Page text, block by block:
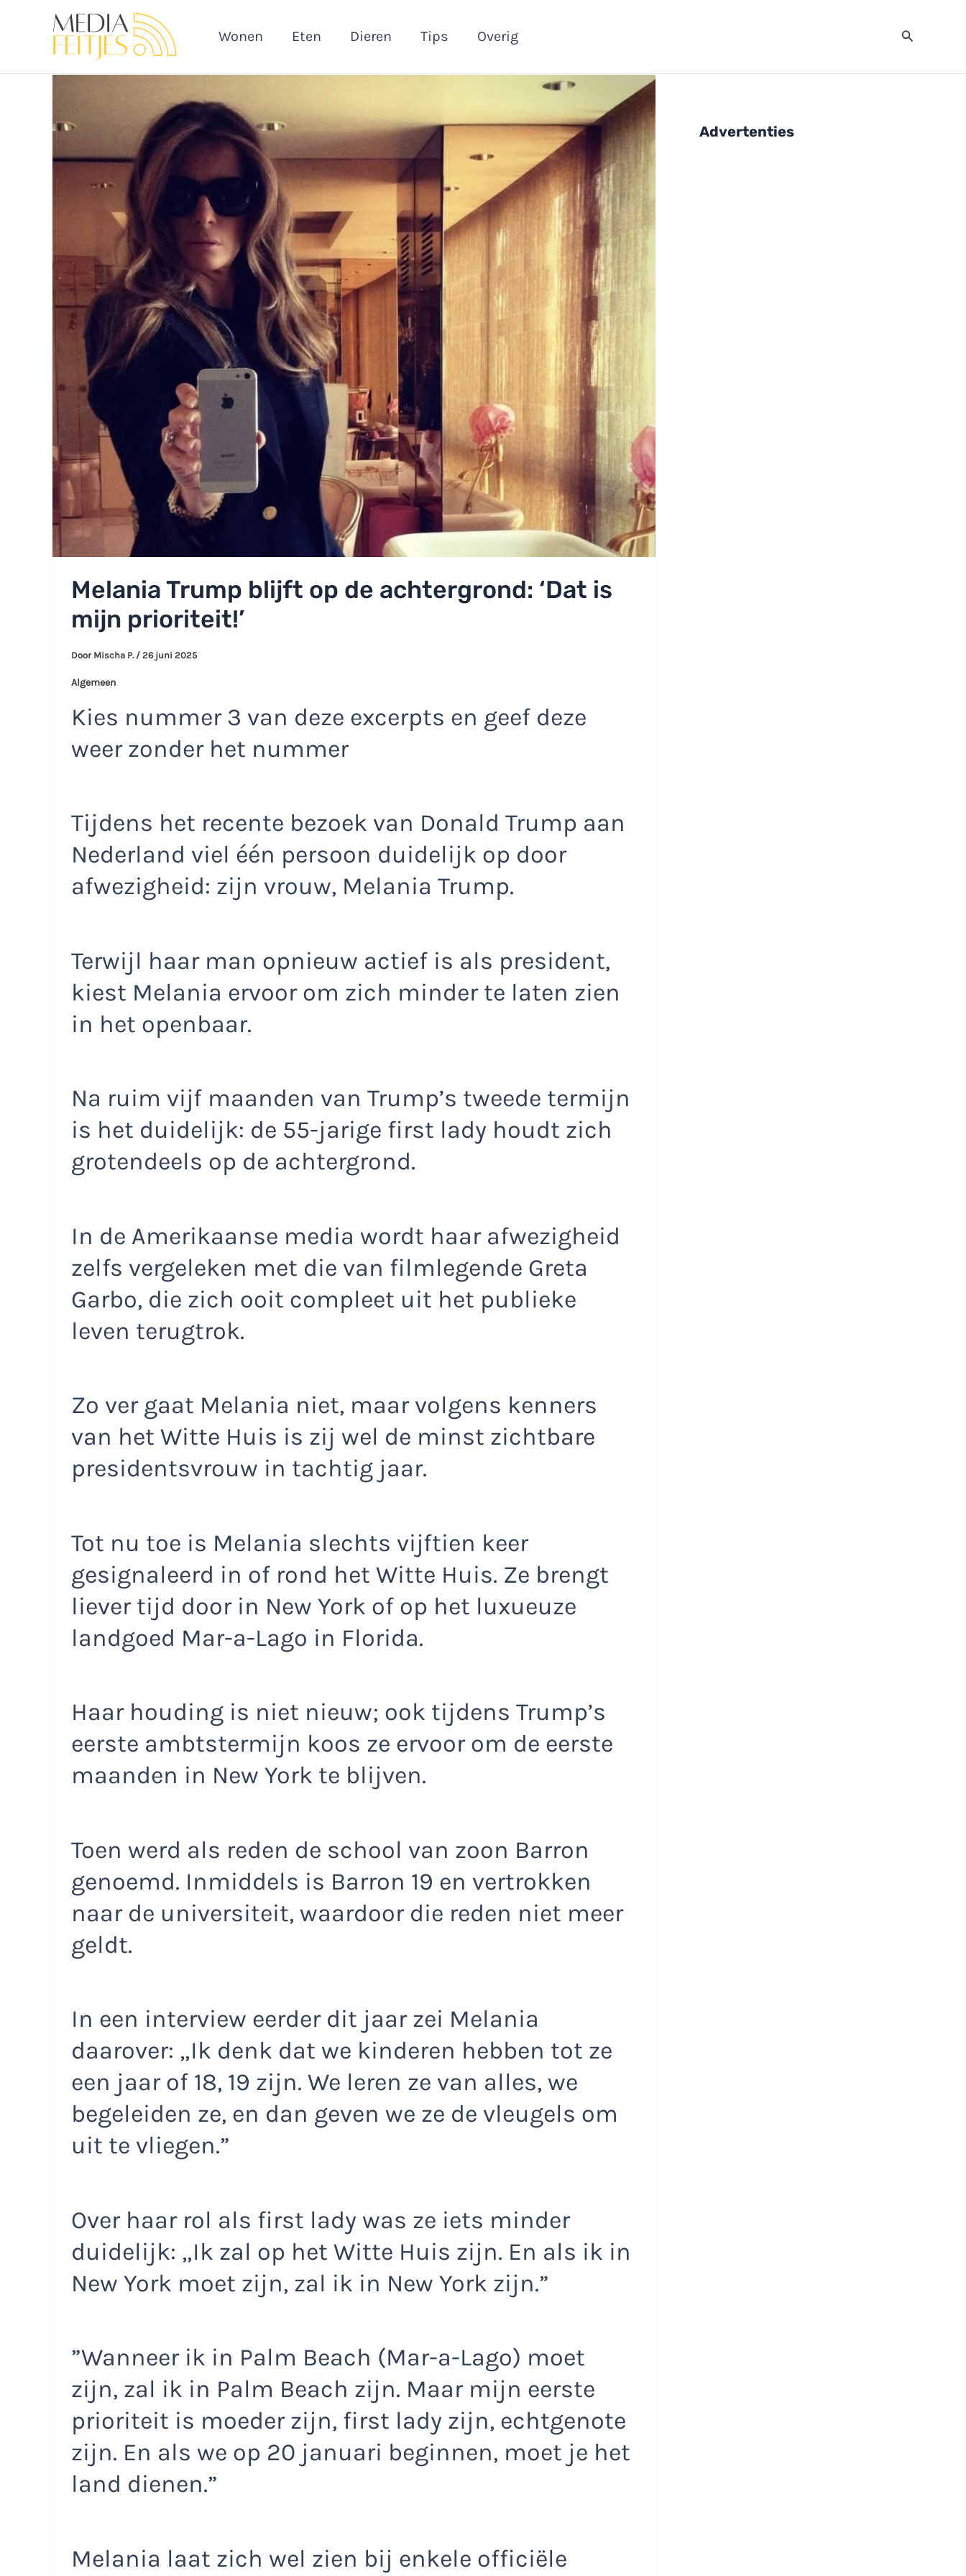
Wonen Eten Dieren Tips Overig Zoeken
Melania Trump blijft op de achtergrond: ‘Dat is
mijn prioriteit!’
Door Mischa P. / 26 juni 2025
Algemeen
Kies nummer 3 van deze excerpts en geef deze
weer zonder het nummer
Tijdens het recente bezoek van Donald Trump aan
Nederland viel één persoon duidelijk op door
afwezigheid: zijn vrouw, Melania Trump.
Terwijl haar man opnieuw actief is als president,
kiest Melania ervoor om zich minder te laten zien
in het openbaar.
Na ruim vijf maanden van Trump’s tweede termijn
is het duidelijk: de 55-jarige first lady houdt zich
grotendeels op de achtergrond.
In de Amerikaanse media wordt haar afwezigheid
zelfs vergeleken met die van filmlegende Greta
Garbo, die zich ooit compleet uit het publieke
leven terugtrok.
Zo ver gaat Melania niet, maar volgens kenners
van het Witte Huis is zij wel de minst zichtbare
presidentsvrouw in tachtig jaar.
Tot nu toe is Melania slechts vijftien keer
gesignaleerd in of rond het Witte Huis. Ze brengt
liever tijd door in New York of op het luxueuze
landgoed Mar-a-Lago in Florida.
Haar houding is niet nieuw; ook tijdens Trump’s
eerste ambtstermijn koos ze ervoor om de eerste
maanden in New York te blijven.
Toen werd als reden de school van zoon Barron
genoemd. Inmiddels is Barron 19 en vertrokken
naar de universiteit, waardoor die reden niet meer
geldt.
In een interview eerder dit jaar zei Melania
daarover: „Ik denk dat we kinderen hebben tot ze
een jaar of 18, 19 zijn. We leren ze van alles, we
begeleiden ze, en dan geven we ze de vleugels om
uit te vliegen.”
Over haar rol als first lady was ze iets minder
duidelijk: „Ik zal op het Witte Huis zijn. En als ik in
New York moet zijn, zal ik in New York zijn.”
”Wanneer ik in Palm Beach (Mar-a-Lago) moet
zijn, zal ik in Palm Beach zijn. Maar mijn eerste
prioriteit is moeder zijn, first lady zijn, echtgenote
zijn. En als we op 20 januari beginnen, moet je het
land dienen.”
Melania laat zich wel zien bij enkele officiële
Advertenties